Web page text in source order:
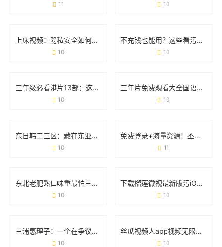
11 10
上床视频：隐私安全如何成为当代人的必修课？
10
不充钱也能用？这些看污污视频软件到底靠谱吗？
10
三年级必看港片13部：这波经典电影清单，你家娃看过几部？
10
三年片免费观看大全国语第二季：剧情升级与追剧攻略
10
东日韩二三区：藏在东亚的“隐形冠军”是如何炼成的？
10
免费登录+海量资源！丕丕漫画网站登录页面免费体验全攻略
11
东北老肥熟口味重最怕三个东西：当豪横遇上新挑战
10
下载榴莲微视最新版污iOS：用户需求与使用场景全解读
10
三浦惠理子：一个在争议与热爱中成长的女性符号
10
丝瓜视频人app视频无限看ios福利版：如何用一款工具满足追剧需求？
10